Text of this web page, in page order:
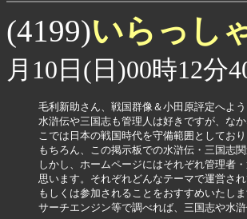
(4199)いらっし
月10日(日)00時12分
毛利新助さん、戦国群像＆小田原評定へよう
水滸伝や三国志も管理人は好きですが、な
こでは日本の戦国時代を守備範囲としており
もちろん、この掲示板での水滸伝・三国志
しかし、ホームページにはそれぞれ管理者
思います。それぞれどんなテーマで運営さ
もしくは参加されることをおすすめいたしま
サーチエンジン等で調べれば、三国志や水